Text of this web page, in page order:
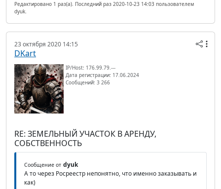
Редактировано 1 раз(а). Последний раз 2020-10-23 14:03 пользователем
dyuk.
23 октября 2020 14:15
DKart
IP/Host: 176.99.79.---
Дата регистрации: 17.06.2024
Сообщений: 3 266
RE: ЗЕМЕЛЬНЫЙ УЧАСТОК В АРЕНДУ,
СОБСТВЕННОСТЬ
Сообщение от dyuk
А то через Росреестр непонятно, что именно заказывать и
как)